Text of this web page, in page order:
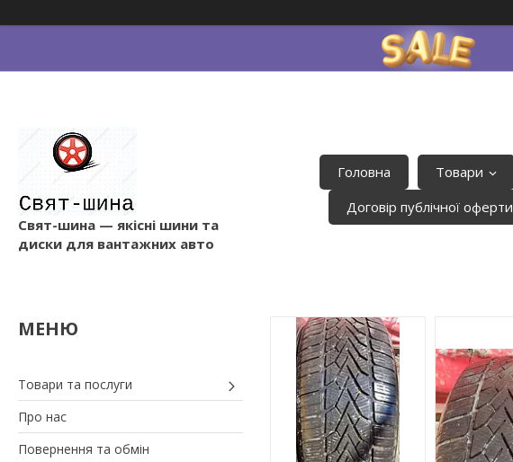
Свят-шина — якісні шини та
диски для вантажних авто
Головна Товари
Договір публічної оферти
Товари та послуги
Про нас
Повернення та обмін